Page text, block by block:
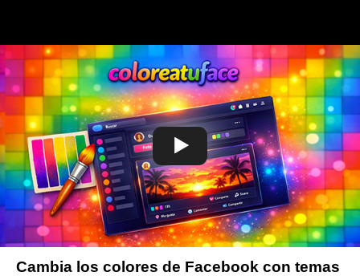
Cambia los colores de Facebook con temas